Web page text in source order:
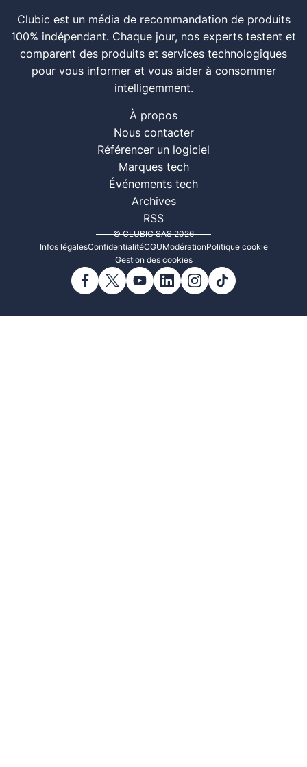
Clubic est un média de recommandation de produits
100% indépendant. Chaque jour, nos experts testent et
comparent des produits et services technologiques
pour vous informer et vous aider à consommer
intelligemment.
À propos
Nous contacter
Référencer un logiciel
Marques tech
Événements tech
Archives
RSS
© CLUBIC SAS 2026
Infos légalesConfidentialitéCGUModérationPolitique cookie
Gestion des cookies